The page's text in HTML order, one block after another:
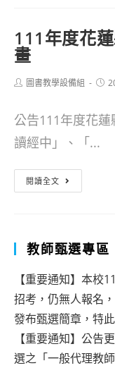
年
讀
學
會
辦
十
屆
讀
經
會
111年度花
畫
Post圖書教學設備組
Post
公告111年度花
讀經中」、「...
閱讀全文
花
縣
推
動
讀
教師甄選專區
【重要通知】本校
招考，仍無人報名
發布甄選簡章，特
【重要通知】公告
選之「一般代理教